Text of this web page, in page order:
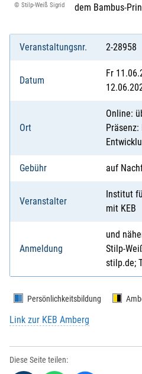
© Stilp-Weiß Sigrid
dem Bambus-
Veranstaltungsnr. 2-28958
Datum
Fr
Ort
Online:
Gebühr auf
Veranstalter
Institut
mit KEB
Anmeldung
und
Stilp-
stilp.de;
Persönlichkeitsbildung
Link zur KEB Amberg
Diese Seite teilen: